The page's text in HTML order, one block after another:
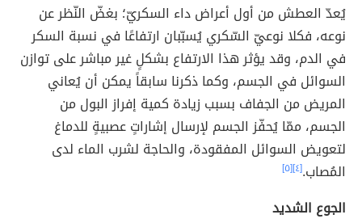
يُعدّ العطش من أول أعراض داء السكريّ؛ بغضّ النّظر عن
نوعه، فكلا نوعيّ السّكري يُسبّبان ارتفاعًا في نسبة السكر
في الدم، وقد يؤثر هذا الارتفاع بشكلٍ غير مباشر على توازن
السوائل في الجسم، وكما ذكرنا سابقاً يمكن أن يُعاني
المريض من الجفاف بسبب زيادة كمية إفراز البول من
الجسم، ممّا يُحفّز الجسم لإرسال إشاراتٍ عصبيةٍ للدماغ
لتعويض السوائل المفقودة، والحاجة لشرب الماء لدى
المُصاب.[٤] [٥]
الجوع الشديد